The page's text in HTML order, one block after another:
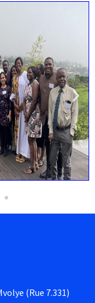
(Rue 7.331)